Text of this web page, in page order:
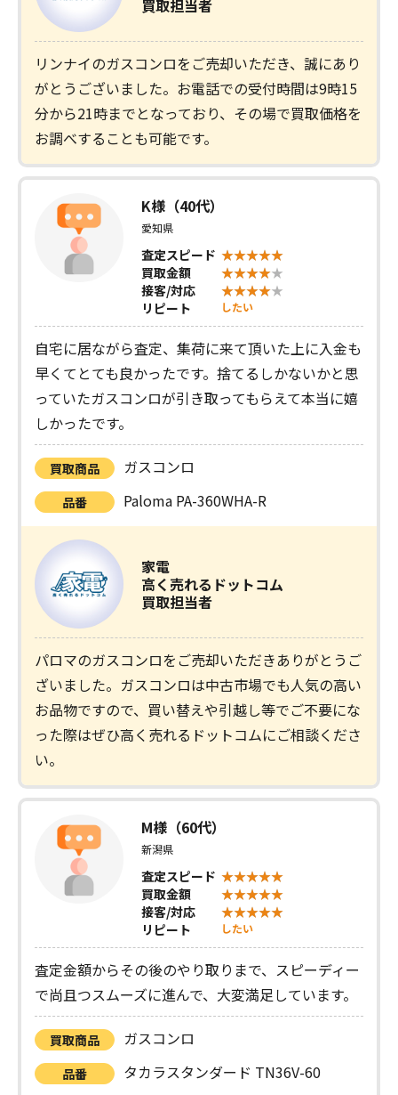
買取担当者
リンナイのガスコンロをご売却いただき、誠にあり
がとうございました。お電話での受付時間は9時15
分から21時までとなっており、その場で買取価格を
お調べすることも可能です。
K様（40代）
愛知県
査定スピード
買取金額
接客/対応
リピート
したい
自宅に居ながら査定、集荷に来て頂いた上に入金も
早くてとても良かったです。捨てるしかないかと思
っていたガスコンロが引き取ってもらえて本当に嬉
しかったです。
買取商品 ガスコンロ
品番 Paloma PA-360WHA-R
家電
高く売れるドットコム
買取担当者
パロマのガスコンロをご売却いただきありがとうご
ざいました。ガスコンロは中古市場でも人気の高い
お品物ですので、買い替えや引越し等でご不要にな
った際はぜひ高く売れるドットコムにご相談くださ
い。
M様（60代）
新潟県
査定スピード
買取金額
接客/対応
リピート
したい
査定金額からその後のやり取りまで、スピーディー
で尚且つスムーズに進んで、大変満足しています。
買取商品 ガスコンロ
品番 タカラスタンダード TN36V-60